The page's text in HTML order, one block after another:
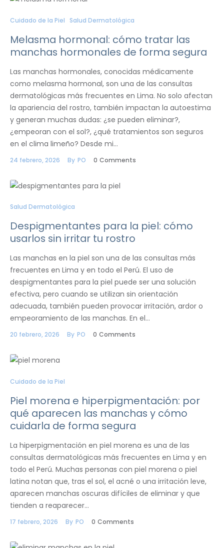
Cuidado de la Piel Salud Dermatológica
Melasma hormonal: cómo tratar las
manchas hormonales de forma segura
Las manchas hormonales, conocidas médicamente
como melasma hormonal, son una de las consultas
dermatológicas más frecuentes en Lima. No solo afectan
la apariencia del rostro, también impactan la autoestima
y generan muchas dudas: ¿se pueden eliminar?,
¿empeoran con el sol?, ¿qué tratamientos son seguros
en el clima limeño? Desde mi…
24 febrero, 2026 By PO 0 Comments
Salud Dermatológica
Despigmentantes para la piel: cómo
usarlos sin irritar tu rostro
Las manchas en la piel son una de las consultas más
frecuentes en Lima y en todo el Perú. El uso de
despigmentantes para la piel puede ser una solución
efectiva, pero cuando se utilizan sin orientación
adecuada, también pueden provocar irritación, ardor o
empeoramiento de las manchas. En el…
20 febrero, 2026 By PO 0 Comments
Cuidado de la Piel
Piel morena e hiperpigmentación: por
qué aparecen las manchas y cómo
cuidarla de forma segura
La hiperpigmentación en piel morena es una de las
consultas dermatológicas más frecuentes en Lima y en
todo el Perú. Muchas personas con piel morena o piel
latina notan que, tras el sol, el acné o una irritación leve,
aparecen manchas oscuras difíciles de eliminar y que
tienden a reaparecer…
17 febrero, 2026 By PO 0 Comments